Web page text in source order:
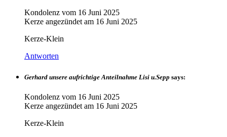
Kondolenz vom 16 Juni 2025
Kerze angezündet am 16 Juni 2025
Kerze-Klein
Antworten
Gerhard unsere aufrichtige Anteilnahme Lisi u.Sepp says:
Kondolenz vom 16 Juni 2025
Kerze angezündet am 16 Juni 2025
Kerze-Klein